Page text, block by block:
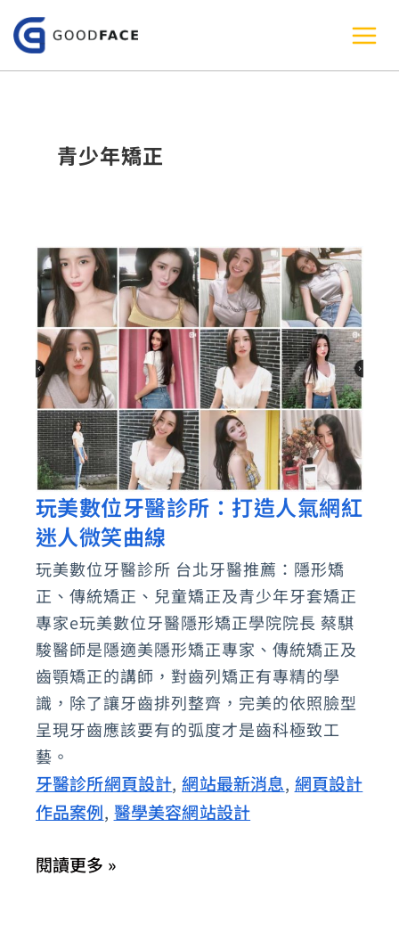
至
主
青少年矯正
玩美數位牙醫診所：打造人氣網紅
迷人微笑曲線
玩美數位牙醫診所 台北牙醫推薦：隱形矯
正、傳統矯正、兒童矯正及青少年牙套矯正
專家e玩美數位牙醫隱形矯正學院院長 蔡騏
駿醫師是隱適美隱形矯正專家、傳統矯正及
齒顎矯正的講師，對齒列矯正有專精的學
識，除了讓牙齒排列整齊，完美的依照臉型
呈現牙齒應該要有的弧度才是齒科極致工
藝。
牙醫診所網頁設計, 網站最新消息, 網頁設計
作品案例, 醫學美容網站設計
玩
美
數
位
牙
醫
診
所：
打
造
人
氣
紅
閱讀更多 »